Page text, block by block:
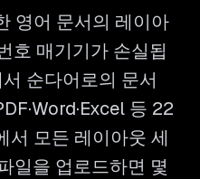
영어 문서의 레이아
호 매기기가 손실됩
순다어로의 문서
등 22
서 모든 레이아웃 세
일을 업로드하면 몇